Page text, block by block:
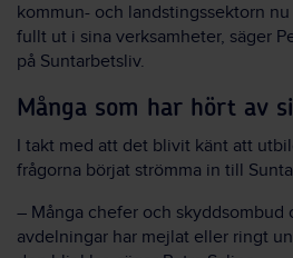
kommun- och landstingssektorn
fullt ut i sina verksamheter, säger
på Suntarbetsliv.
Många som har hört av
I takt med att det blivit känt att
frågorna börjat strömma in till
– Många chefer och skyddsombud
avdelningar har mejlat eller ringt